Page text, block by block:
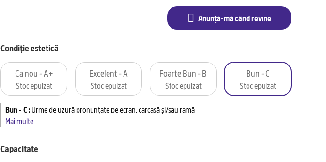
Anunță-mă când revine
Condiție estetică
Ca nou - A+
Stoc epuizat
Excelent - A
Stoc epuizat
Foarte Bun - B
Stoc epuizat
Bun - C
Stoc epuizat
Bun - C:Urme de uzură pronunțate pe ecran, carcasă și/sau ramă
Mai multe
Capacitate